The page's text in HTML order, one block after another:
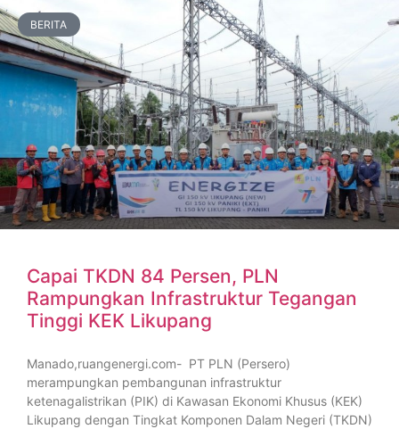
BERITA
Capai TKDN 84 Persen, PLN
Rampungkan Infrastruktur Tegangan
Tinggi KEK Likupang
Manado,ruangenergi.com- PT PLN (Persero)
merampungkan pembangunan infrastruktur
ketenagalistrikan (PIK) di Kawasan Ekonomi Khusus (KEK)
Likupang dengan Tingkat Komponen Dalam Negeri (TKDN)